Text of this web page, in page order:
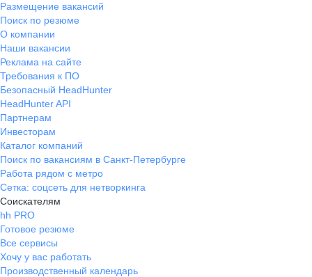
Размещение вакансий
Поиск по резюме
О компании
Наши вакансии
Реклама на сайте
Требования к ПО
Безопасный HeadHunter
HeadHunter API
Партнерам
Инвесторам
Каталог компаний
Поиск по вакансиям в Санкт-Петербурге
Работа рядом с метро
Сетка: соцсеть для нетворкинга
Соискателям
hh PRO
Готовое резюме
Все сервисы
Хочу у вас работать
Производственный календарь